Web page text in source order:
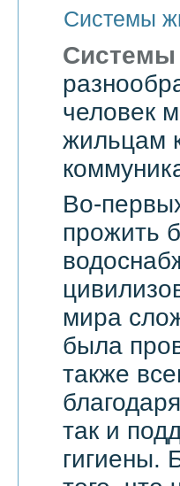
Системы
Системы
человек
жильцам
Во-
прожить
мира
была
также
так и
гигиены.